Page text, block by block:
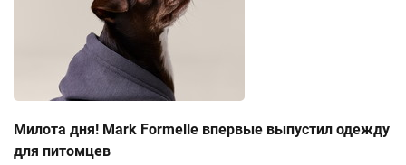
Милота дня! Mark Formelle впервые выпустил одежду
для питомцев